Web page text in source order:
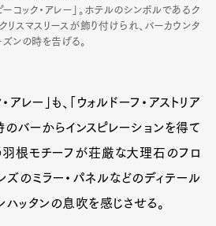
コック・アレー」。ホテルのシンボルであるク
スマスリースが飾り付けられ、バーカウンタ
ンの時を告げる。
レー」も、「ウォルドーフ・アストリア
のバーからインスピレーションを得て
羽根モチーフが荘厳な大理石のフロ
ズのミラー・パネルなどのディテール
ッタンの息吹を感じさせる。